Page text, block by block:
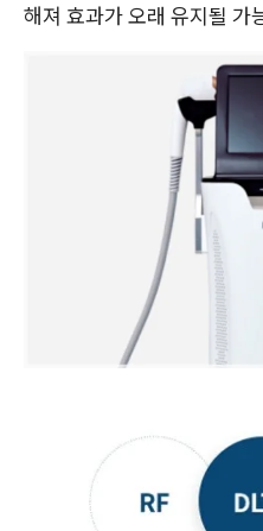
해져 효과가 오래 유지될 가